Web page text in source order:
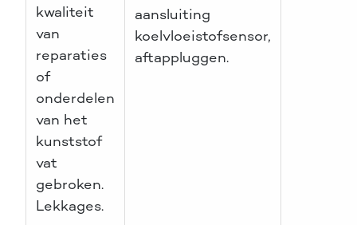
kwaliteit
van
reparaties
of
onderdelen
van het
kunststof
vat
gebroken.
Lekkages.
aansluiting
koelvloeistofsensor,
aftappluggen.